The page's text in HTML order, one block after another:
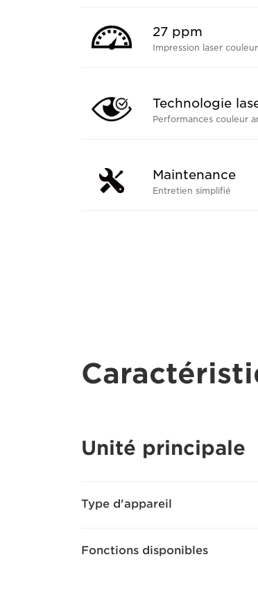
27 ppm
Impression laser
Technologie
Performances couleur
Maintenance
Entretien simplifié
Unité principale
Type d'appareil
Fonctions disponibles